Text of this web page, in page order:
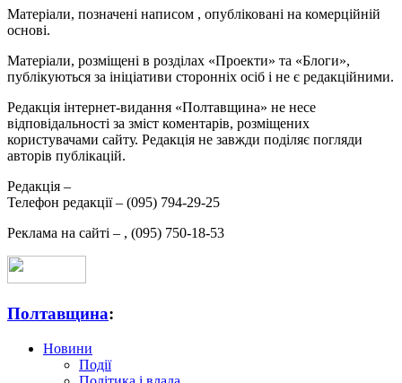
Матеріали, позначені написом , опубліковані на комерційній
основі.
Матеріали, розміщені в розділах «Проекти» та «Блоги»,
публікуються за ініціативи сторонніх осіб і не є редакційними.
Редакція інтернет-видання «Полтавщина» не несе
відповідальності за зміст коментарів, розміщених
користувачами сайту. Редакція не завжди поділяє погляди
авторів публікацій.
Редакція –
Телефон редакції – (095) 794-29-25
Реклама на сайті – , (095) 750-18-53
Полтавщина:
Новини
Події